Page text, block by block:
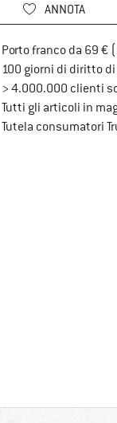
ANNOTA
Porto franco da 69 €
100 giorni di diritto
> 4.000.000 clienti
Tutti gli articoli in
Tutela consumatori